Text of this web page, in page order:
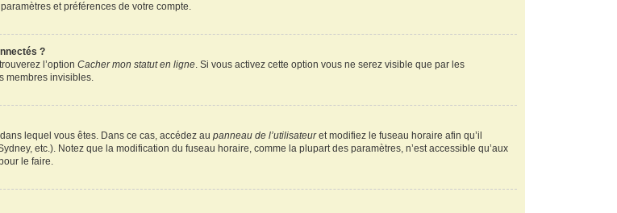
et préférences de votre compte.
?
l’optionCacher mon statut en ligne. Si vous activez cette option vous ne serez visible que par les
membres invisibles.
lequel vous êtes. Dans ce cas, accédez aupanneau de l’utilisateuret modifiez le fuseau horaire afin qu’il
etc.). Notez que la modification du fuseau horaire, comme la plupart des paramètres, n’est accessible qu’aux
le faire.